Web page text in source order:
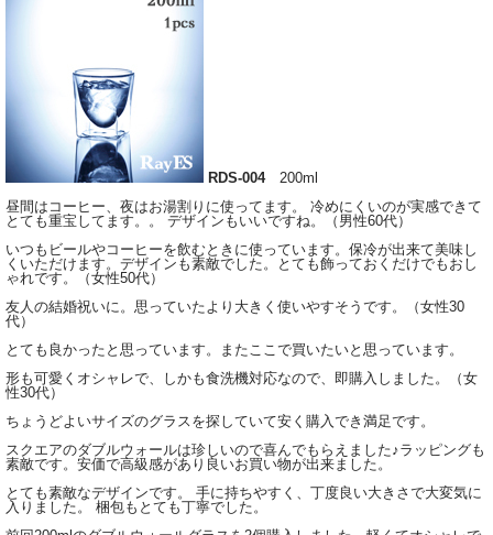
RDS-004 200ml
昼間はコーヒー、夜はお湯割りに使ってます。 冷めにくいのが実感できて
とても重宝してます。。 デザインもいいですね。（男性60代）
いつもビールやコーヒーを飲むときに使っています。保冷が出来て美味し
くいただけます。デザインも素敵でした。とても飾っておくだけでもおし
ゃれです。（女性50代）
友人の結婚祝いに。思っていたより大きく使いやすそうです。（女性30
代）
とても良かったと思っています。またここで買いたいと思っています。
形も可愛くオシャレで、しかも食洗機対応なので、即購入しました。（女
性30代）
ちょうどよいサイズのグラスを探していて安く購入でき満足です。
スクエアのダブルウォールは珍しいので喜んでもらえました♪ラッピングも
素敵です。安価で高級感があり良いお買い物が出来ました。
とても素敵なデザインです。 手に持ちやすく、丁度良い大きさで大変気に
入りました。 梱包もとても丁寧でした。